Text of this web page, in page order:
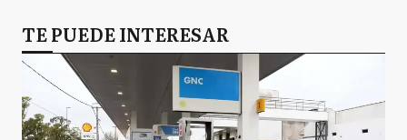
CS Coronel Suarez
D Daireaux
TE PUEDE INTERESAR